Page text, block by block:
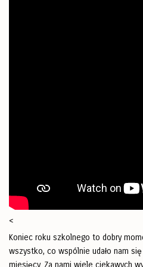
<
Koniec roku szkolnego to dobry
wszystko, co wspólnie udało nam